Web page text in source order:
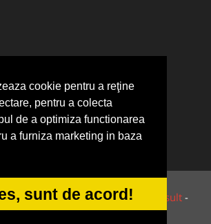
cookie pentru a reţine
pentru a colecta
de a optimiza functionarea
a furniza marketing in baza
sunt de acord!
byVilonMedia&Tokaido Consult -